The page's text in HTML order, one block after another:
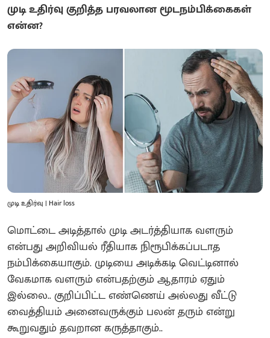
முடி உதிர்வு குறித்த பரவலான மூடநம்பிக்கைகள்
என்ன?
முடி உதிர்வு | Hair loss
மொட்டை அடித்தால் முடி அடர்த்தியாக வளரும்
என்பது அறிவியல் ரீதியாக நிரூபிக்கப்படாத
நம்பிக்கையாகும். முடியை அடிக்கடி வெட்டினால்
வேகமாக வளரும் என்பதற்கும் ஆதாரம் ஏதும்
இல்லை.. குறிப்பிட்ட எண்ணெய் அல்லது வீட்டு
வைத்தியம் அனைவருக்கும் பலன் தரும் என்று
கூறுவதும் தவறான கருத்தாகும்..